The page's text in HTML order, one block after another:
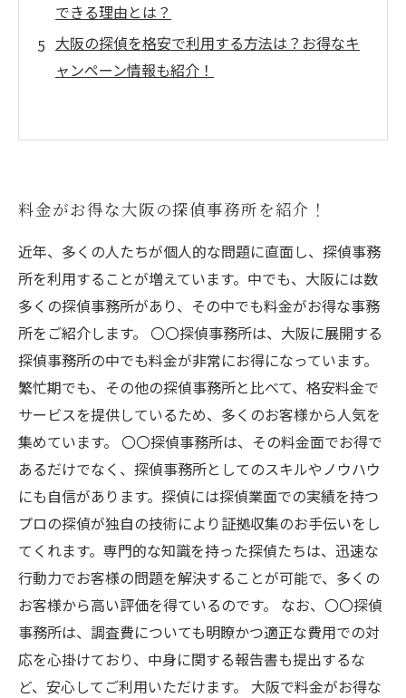
できる理由とは？
大阪の探偵を格安で利用する方法は？お得なキ
ャンペーン情報も紹介！
料金がお得な大阪の探偵事務所を紹介！
近年、多くの人たちが個人的な問題に直面し、探偵事務
所を利用することが増えています。中でも、大阪には数
多くの探偵事務所があり、その中でも料金がお得な事務
所をご紹介します。 〇〇探偵事務所は、大阪に展開する
探偵事務所の中でも料金が非常にお得になっています。
繁忙期でも、その他の探偵事務所と比べて、格安料金で
サービスを提供しているため、多くのお客様から人気を
集めています。 〇〇探偵事務所は、その料金面でお得で
あるだけでなく、探偵事務所としてのスキルやノウハウ
にも自信があります。探偵には探偵業面での実績を持つ
プロの探偵が独自の技術により証拠収集のお手伝いをし
てくれます。専門的な知識を持った探偵たちは、迅速な
行動力でお客様の問題を解決することが可能で、多くの
お客様から高い評価を得ているのです。 なお、〇〇探偵
事務所は、調査費についても明瞭かつ適正な費用での対
応を心掛けており、中身に関する報告書も提出するな
ど、安心してご利用いただけます。 大阪で料金がお得な